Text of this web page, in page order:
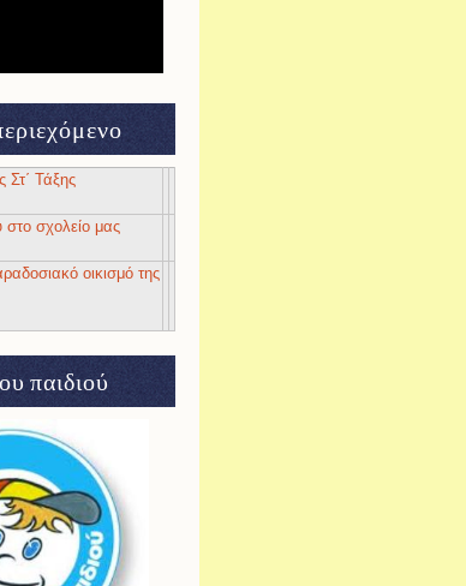
Στ΄ Τάξης
στο σχολείο μας
οικισμό της
παιδιού